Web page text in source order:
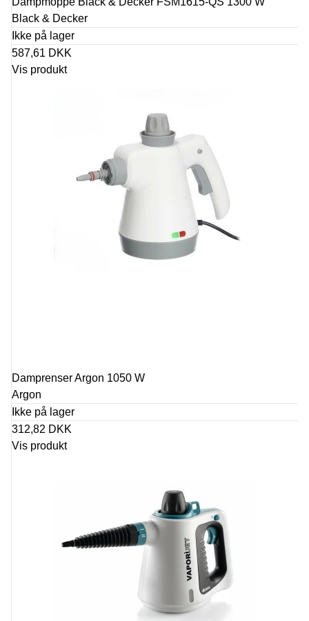
Black & Decker
Ikke på lager
587,61 DKK
Vis produkt
Damprenser Argon 1050 W
Argon
Ikke på lager
312,82 DKK
Vis produkt